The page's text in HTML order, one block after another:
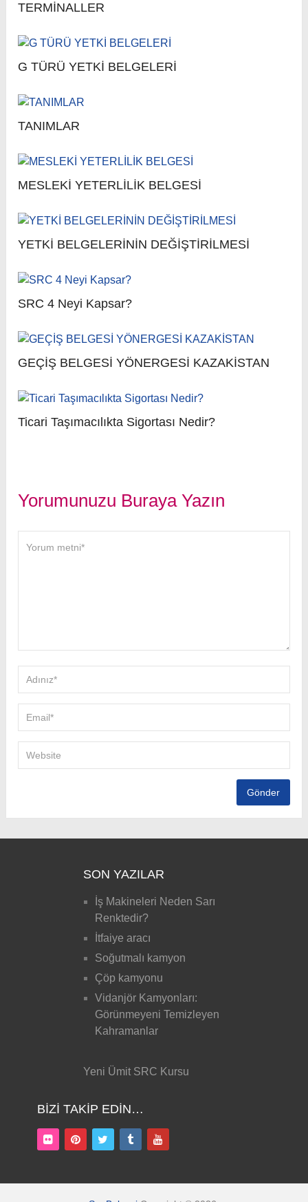
TERMİNALLER
G TÜRÜ YETKİ BELGELERİ
TANIMLAR
MESLEKİ YETERLİLİK BELGESİ
YETKİ BELGELERİNİN DEĞİŞTİRİLMESİ
SRC 4 Neyi Kapsar?
GEÇİŞ BELGESİ YÖNERGESİ KAZAKİSTAN
Ticari Taşımacılıkta Sigortası Nedir?
Yorumunuzu Buraya Yazın
SON YAZILAR
İş Makineleri Neden Sarı
Renktedir?
İtfaiye aracı
Soğutmalı kamyon
Çöp kamyonu
Vidanjör Kamyonları:
Görünmeyeni Temizleyen
Kahramanlar
Yeni Ümit SRC Kursu
BIZI TAKIP EDIN…